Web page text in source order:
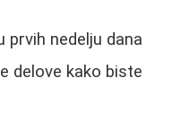
prvih nedelju dana
delove kako biste